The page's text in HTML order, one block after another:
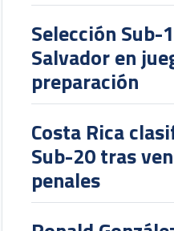
Selección Sub-
Salvador en
preparación
Costa Rica
Sub-20 tras
penales